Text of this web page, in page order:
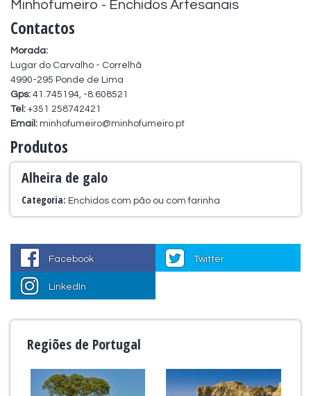
Minhofumeiro - Enchidos Artesanais
Contactos
Morada:
Lugar do Carvalho - Correlhã
4990-295 Ponde de Lima
Gps: 41.745194, -8.608521
Tel: +351 258742421
Email: minhofumeiro@minhofumeiro.pt
Produtos
Alheira de galo
Categoria: Enchidos com pão ou com farinha
Facebook Twitter
LinkedIn
Regiões de Portugal